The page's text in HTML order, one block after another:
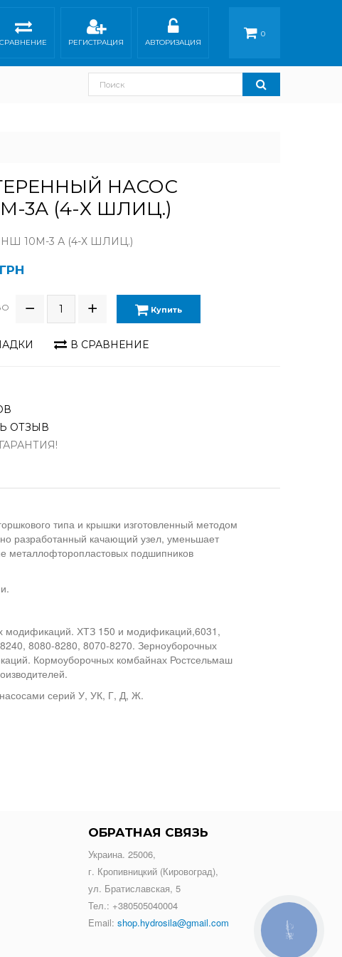
0
СРАВНЕНИЕ
РЕГИСТРАЦИЯ АВТОРИЗАЦИЯ
НАСОС
3А (4-Х ШЛИЦ.)
10М-3 А (4-Х ШЛИЦ.)
Купить
В СРАВНЕНИЕ
ОТЗЫВ
типа и крышки изготовленный методом
разработанный качающий узел, уменьшает
металлофторопластовых подшипников
модификаций. ХТЗ 150 и модификаций,6031,
8080-8280, 8070-8270. Зерноуборочных
Кормоуборочных комбайнах Ростсельмаш
серий У, УК, Г, Д, Ж.
ОБРАТНАЯ СВЯЗЬ
Украина. 25006,
г. Кропивницкий (Кировоград),
ул. Братиславская, 5
Тел.: +380505040004
Email: shop.hydrosila@gmail.com КНОПКА
ЗВ'ЯЗКУ